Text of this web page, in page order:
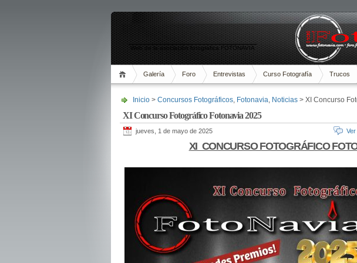
Web de la asociación fotográfica FOTONAVIA
Galería Foro Entrevistas Curso Fotografía Trucos
Inicio > Concursos Fotográficos, Fotonavia, Noticias > XI Concurso
XI Concurso Fotográfico Fotonavia 2025
jueves, 1 de mayo de 2025
XI CONCURSO FOTOGRÁFICO